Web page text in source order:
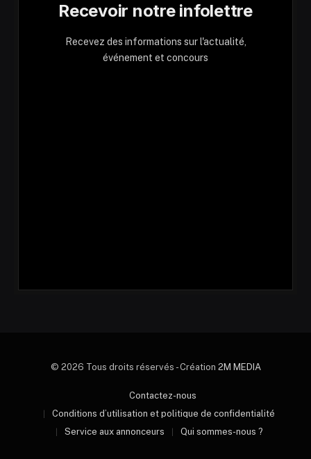
Recevoir notre infolettre
Recevez des informations sur l'actualité,
événement et concours
© 2026 Tous droits réservés - Création 2M MEDIA
Contactez-nous
Conditions d’utilisation et politique de confidentialité
Service aux annonceurs
Qui sommes-nous ?